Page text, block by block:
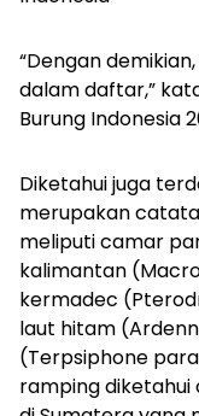
“Dengan
dalam daftar,”
Burung Indonesia
Diketahui juga
merupakan
meliputi camar
kalimantan (
kermadec (
laut hitam (
(Terpsiphone
ramping